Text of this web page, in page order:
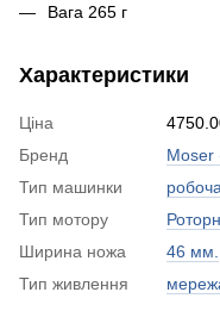
Вага 265 г
Характеристики
Ціна
Бренд
Moser
Тип машинки
робоча
Тип мотору
Ширина ножа
46 мм.
Тип живлення